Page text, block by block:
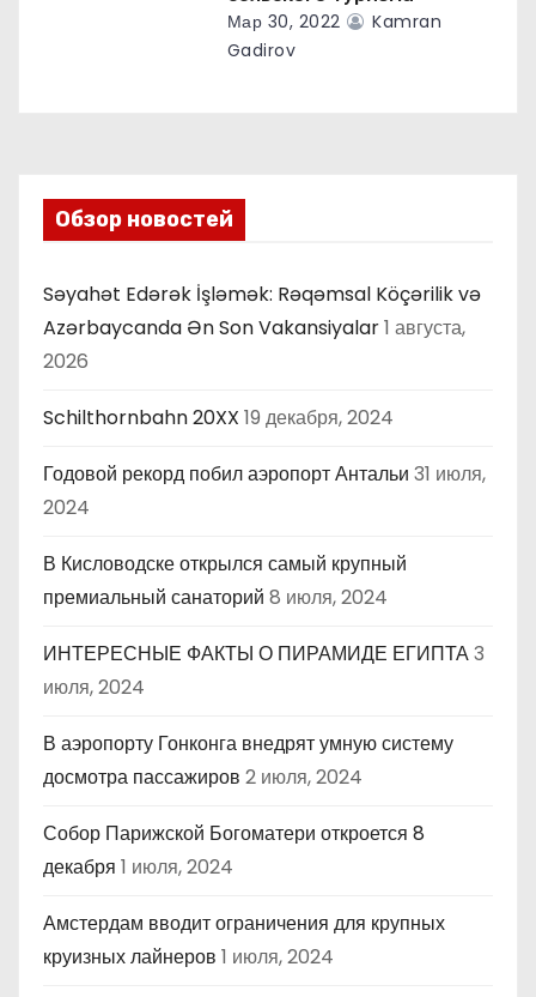
Мар 30, 2022
Kamran
Gadirov
Обзор новостей
Səyahət Edərək İşləmək: Rəqəmsal Köçərilik və
Azərbaycanda Ən Son Vakansiyalar1 августа,
2026
Schilthornbahn 20XX 19 декабря, 2024
Годовой рекорд побил аэропорт Антальи 31 июля,
2024
В Кисловодске открылся самый крупный
премиальный санаторий 8 июля, 2024
ИНТЕРЕСНЫЕ ФАКТЫ О ПИРАМИДЕ ЕГИПТА3
июля, 2024
В аэропорту Гонконга внедрят умную систему
досмотра пассажиров 2 июля, 2024
Собор Парижской Богоматери откроется 8
декабря 1 июля, 2024
Амстердам вводит ограничения для крупных
круизных лайнеров 1 июля, 2024